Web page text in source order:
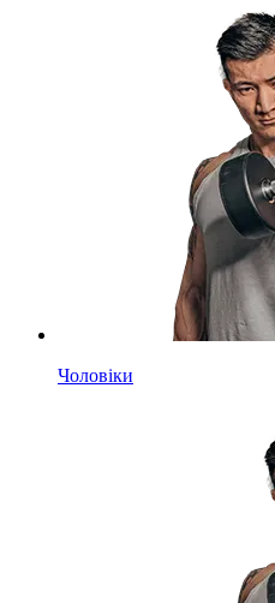
Чоловіки